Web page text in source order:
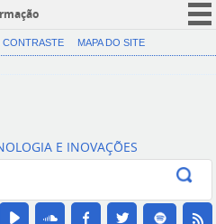
CORONAVÍRUS (COVID-19)
Canais
CONTRASTE MAPA DO SITE
E INOVAÇÕES